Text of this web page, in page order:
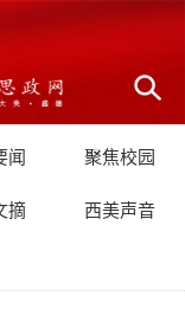
闻 聚焦校园
摘 西美声音